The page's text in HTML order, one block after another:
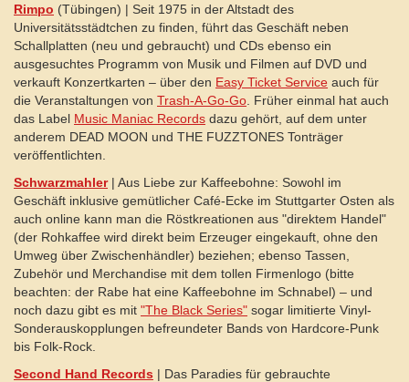
Rimpo (Tübingen) | Seit 1975 in der Altstadt des
Universitätsstädtchen zu finden, führt das Geschäft neben
Schallplatten (neu und gebraucht) und CDs ebenso ein
ausgesuchtes Programm von Musik und Filmen auf DVD und
verkauft Konzertkarten – über den Easy Ticket Service auch für
die Veranstaltungen von Trash-A-Go-Go . Früher einmal hat auch
das Label Music Maniac Records dazu gehört, auf dem unter
anderem DEAD MOON und THE FUZZTONES Tonträger
veröffentlichten.
Schwarzmahler| Aus Liebe zur Kaffeebohne: Sowohl im
Geschäft inklusive gemütlicher Café-Ecke im Stuttgarter Osten als
auch online kann man die Röstkreationen aus "direktem Handel"
(der Rohkaffee wird direkt beim Erzeuger eingekauft, ohne den
Umweg über Zwischenhändler) beziehen; ebenso Tassen,
Zubehör und Merchandise mit dem tollen Firmenlogo (bitte
beachten: der Rabe hat eine Kaffeebohne im Schnabel) – und
noch dazu gibt es mit "The Black Series" sogar limitierte Vinyl-
Sonderauskopplungen befreundeter Bands von Hardcore-Punk
bis Folk-Rock.
Second Hand Records | Das Paradies für gebrauchte